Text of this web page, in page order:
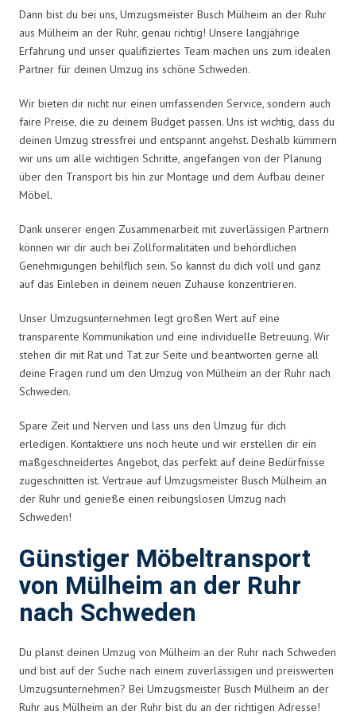
Dann bist du bei uns, Umzugsmeister Busch Mülheim an der Ruhr
aus Mülheim an der Ruhr, genau richtig! Unsere langjährige
Erfahrung und unser qualifiziertes Team machen uns zum idealen
Partner für deinen Umzug ins schöne Schweden.
Wir bieten dir nicht nur einen umfassenden Service, sondern auch
faire Preise, die zu deinem Budget passen. Uns ist wichtig, dass du
deinen Umzug stressfrei und entspannt angehst. Deshalb kümmern
wir uns um alle wichtigen Schritte, angefangen von der Planung
über den Transport bis hin zur Montage und dem Aufbau deiner
Möbel.
Dank unserer engen Zusammenarbeit mit zuverlässigen Partnern
können wir dir auch bei Zollformalitäten und behördlichen
Genehmigungen behilflich sein. So kannst du dich voll und ganz
auf das Einleben in deinem neuen Zuhause konzentrieren.
Unser Umzugsunternehmen legt großen Wert auf eine
transparente Kommunikation und eine individuelle Betreuung. Wir
stehen dir mit Rat und Tat zur Seite und beantworten gerne all
deine Fragen rund um den Umzug von Mülheim an der Ruhr nach
Schweden.
Spare Zeit und Nerven und lass uns den Umzug für dich
erledigen. Kontaktiere uns noch heute und wir erstellen dir ein
maßgeschneidertes Angebot, das perfekt auf deine Bedürfnisse
zugeschnitten ist. Vertraue auf Umzugsmeister Busch Mülheim an
der Ruhr und genieße einen reibungslosen Umzug nach
Schweden!
Günstiger Möbeltransport
von Mülheim an der Ruhr
nach Schweden
Du planst deinen Umzug von Mülheim an der Ruhr nach Schweden
und bist auf der Suche nach einem zuverlässigen und preiswerten
Umzugsunternehmen? Bei Umzugsmeister Busch Mülheim an der
Ruhr aus Mülheim an der Ruhr bist du an der richtigen Adresse!